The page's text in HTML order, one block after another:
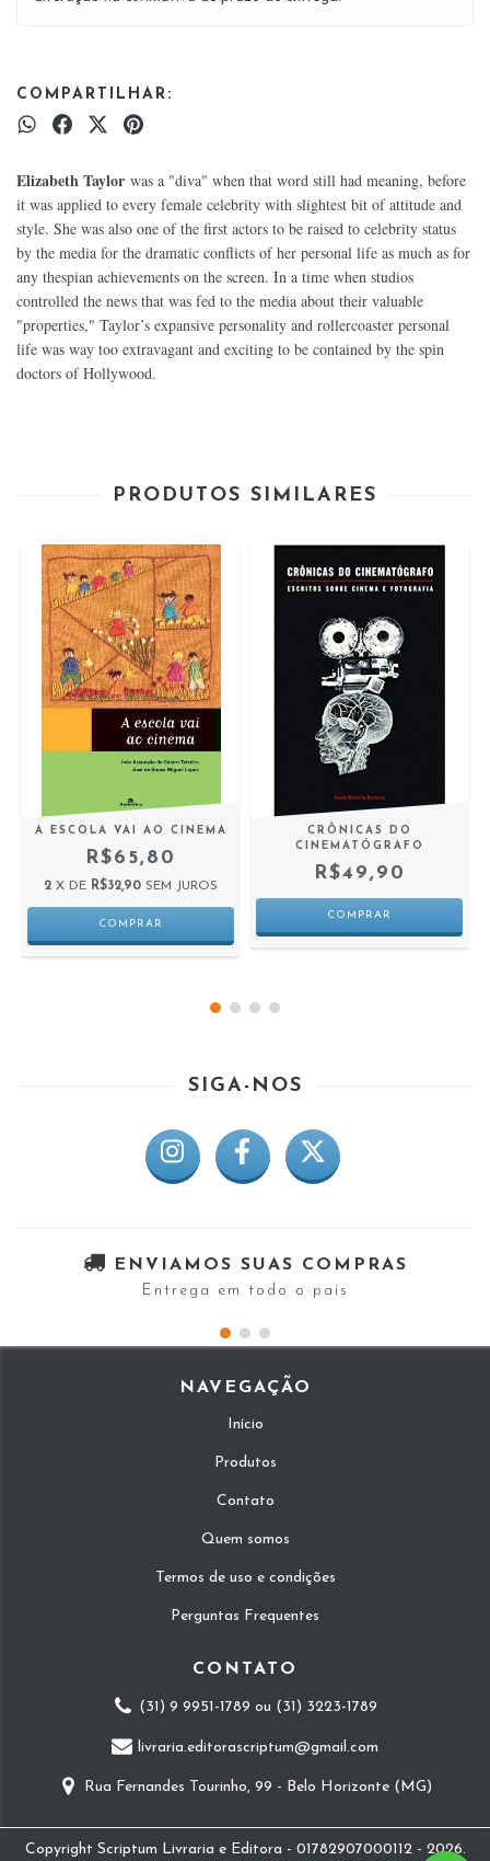
COMPARTILHAR:
Elizabeth Taylor was a "diva" when that word still had meaning, before
it was applied to every female celebrity with slightest bit of attitude and
style. She was also one of the first actors to be raised to celebrity status
by the media for the dramatic conflicts of her personal life as much as for
any thespian achievements on the screen. In a time when studios
controlled the news that was fed to the media about their valuable
"properties," Taylor’s expansive personality and rollercoaster personal
life was way too extravagant and exciting to be contained by the spin
doctors of Hollywood.
PRODUTOS SIMILARES
A ESCOLA VAI AO CINEMA
R$65,80
2 X DE R$32,90 SEM JUROS
CRÔNICAS DO
CINEMATÓGRAFO
R$49,90
SIGA-NOS
ENVIAMOS SUAS COMPRAS
Entrega em todo o país
NAVEGAÇÃO
Início
Produtos
Contato
Quem somos
Termos de uso e condições
Perguntas Frequentes
CONTATO
(31) 9 9951-1789 ou (31) 3223-1789
livraria.editorascriptum@gmail.com
Rua Fernandes Tourinho, 99 - Belo Horizonte (MG)
Copyright Scriptum Livraria e Editora - 01782907000112 - 2026.